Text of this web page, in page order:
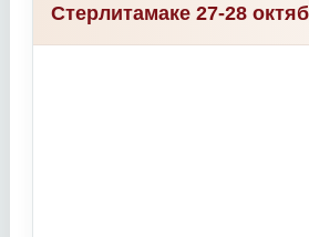
Стерлитамаке 27-28